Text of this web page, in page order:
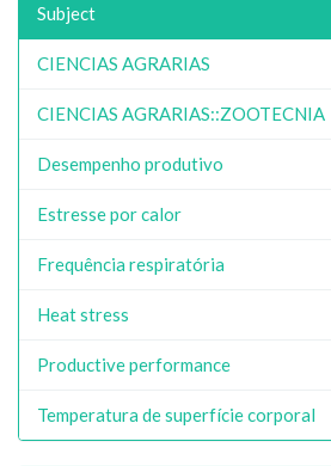
Subject
CIENCIAS AGRARIAS
CIENCIAS AGRARIAS::ZOOTECNIA
Desempenho produtivo
Estresse por calor
Frequência respiratória
Heat stress
Productive performance
Temperatura de superfície corporal